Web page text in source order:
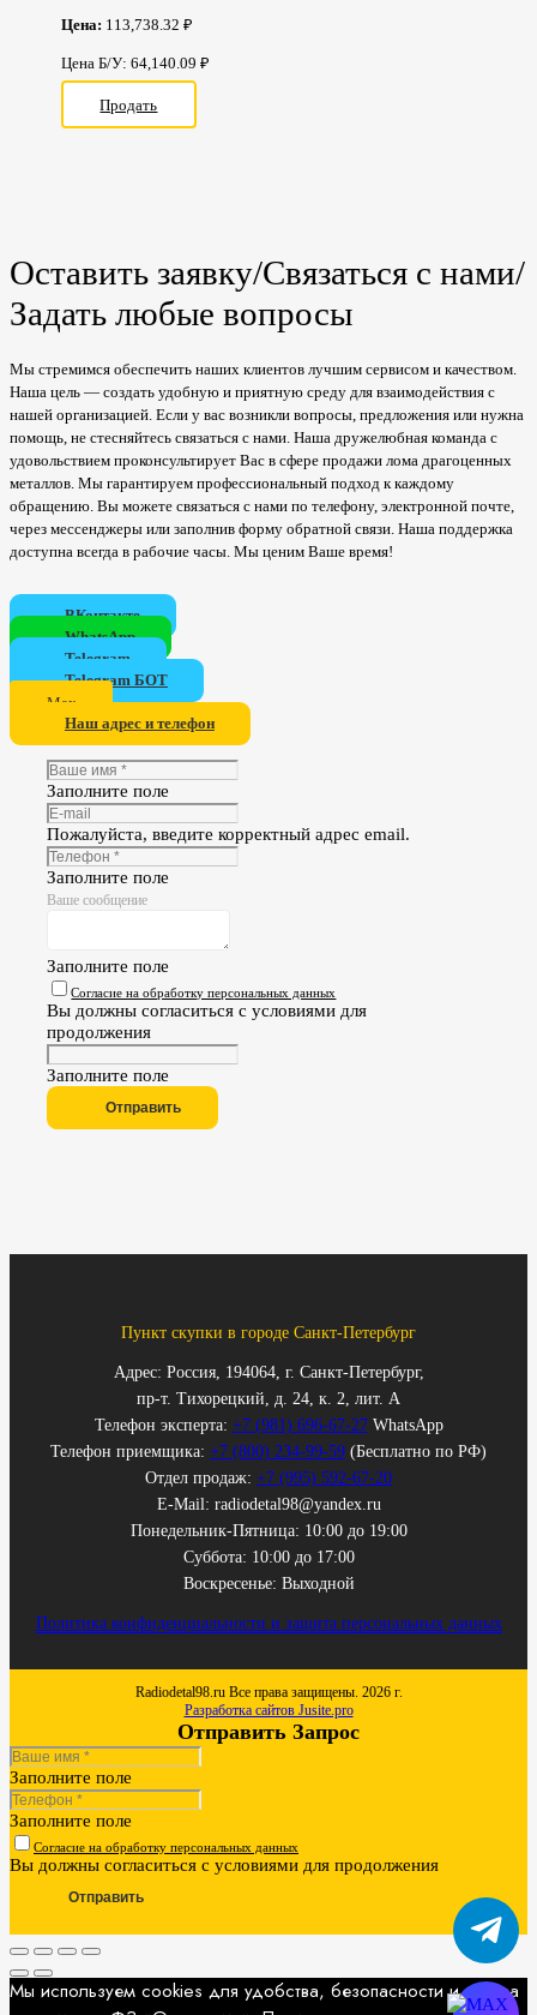
Цена: 113,738.32 ₽
Цена Б/У: 64,140.09 ₽
Продать
Оставить заявку/Связаться с нами/
Задать любые вопросы
Мы стремимся обеспечить наших клиентов лучшим сервисом и качеством.
Наша цель — создать удобную и приятную среду для взаимодействия с
нашей организацией. Если у вас возникли вопросы, предложения или нужна
помощь, не стесняйтесь связаться с нами. Наша дружелюбная команда с
удовольствием проконсультирует Вас в сфере продажи лома драгоценных
металлов. Мы гарантируем профессиональный подход к каждому
обращению. Вы можете связаться с нами по телефону, электронной почте,
через мессенджеры или заполнив форму обратной связи. Наша поддержка
доступна всегда в рабочие часы. Мы ценим Ваше время!
ВКонтакте
WhatsApp
Telegram
Telegram БОТ
Мах
Наш адрес и телефон
Заполните поле
Пожалуйста, введите корректный адрес email.
Заполните поле
Ваше сообщение
Заполните поле
Согласие на обработку персональных данных
Вы должны согласиться с условиями для
продолжения
Заполните поле
Отправить
Пункт скупки в городе Санкт-Петербург
Адрес: Россия, 194064, г. Санкт-Петербург,
пр-т. Тихорецкий, д. 24, к. 2, лит. А
Телефон эксперта: +7 (981) 696-67-27WhatsApp
Телефон приемщика: +7 (800) 234-99-59 (Бесплатно по РФ)
Отдел продаж: +7 (995) 592-67-20
E-Mail: radiodetal98@yandex.ru
Понедельник-Пятница: 10:00 до 19:00
Суббота: 10:00 до 17:00
Воскресенье: Выходной
Политика конфиденциальности и защита персональных данных
Radiodetal98.ru Все права защищены. 2026 г.
Разработка сайтов Jusite.pro
Отправить Запрос
Заполните поле
Заполните поле
Согласие на обработку персональных данных
Вы должны согласиться с условиями для продолжения
Отправить
Мы используем cookies для удобства, безопасности и показа